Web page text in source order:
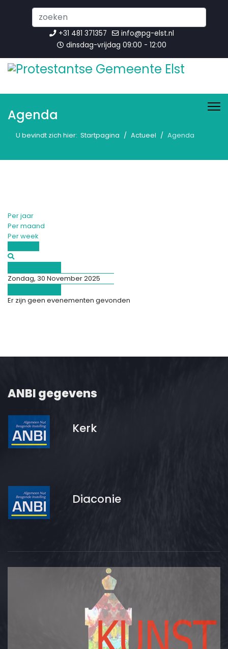
...
+31 481 371357
info@pg-elst.nl
dinsdag-vrijdag 09:00 - 12:00
Agenda
U bevindt zich hier: Startpagina Actueel Agenda
Per jaar
Per maand
Per week
Zondag, 30 November 2025
Er zijn geen evenementen gevonden
ANBI gegevens
Kerk
Diaconie